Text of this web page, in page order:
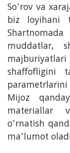
So’rov va
biz loyihani
muddatlar,
shaffofligini
Mijoz
materiallar
o’rnatish
ma’lumot